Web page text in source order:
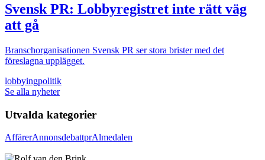
Svensk PR: Lobbyregistret inte rätt väg
att gå
Branschorganisationen Svensk PR ser stora brister med det
föreslagna upplägget.
lobbyingpolitik
Se alla nyheter
Utvalda kategorier
AffärerAnnonsdebattprAlmedalen